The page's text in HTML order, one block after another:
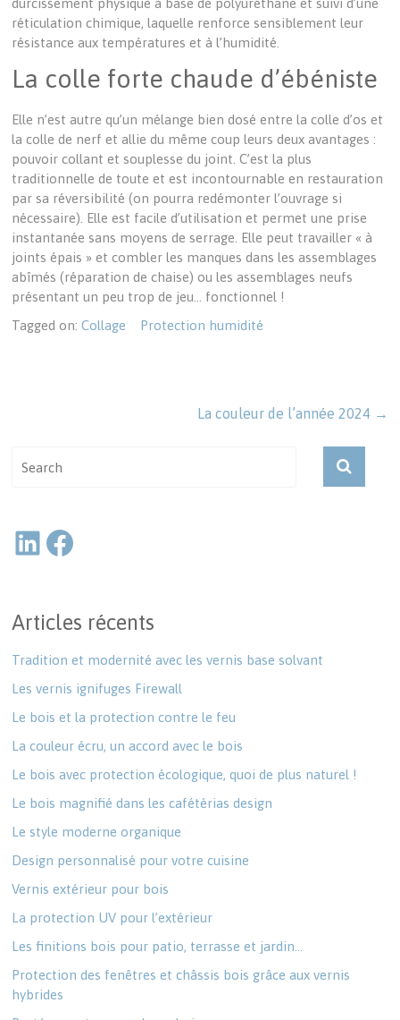
durcissement physique à base de polyuréthane et suivi d’une
réticulation chimique, laquelle renforce sensiblement leur
résistance aux températures et à l’humidité.
La colle forte chaude d’ébéniste
Elle n’est autre qu’un mélange bien dosé entre la colle d’os et
la colle de nerf et allie du même coup leurs deux avantages :
pouvoir collant et souplesse du joint. C’est la plus
traditionnelle de toute et est incontournable en restauration
par sa réversibilité (on pourra redémonter l’ouvrage si
nécessaire). Elle est facile d’utilisation et permet une prise
instantanée sans moyens de serrage. Elle peut travailler « à
joints épais » et combler les manques dans les assemblages
abîmés (réparation de chaise) ou les assemblages neufs
présentant un peu trop de jeu… fonctionnel !
Tagged on:Collage Protection humidité
La couleur de l’année 2024 →
Articles récents
Tradition et modernité avec les vernis base solvant
Les vernis ignifuges Firewall
Le bois et la protection contre le feu
La couleur écru, un accord avec le bois
Le bois avec protection écologique, quoi de plus naturel !
Le bois magnifié dans les cafétérias design
Le style moderne organique
Design personnalisé pour votre cuisine
Vernis extérieur pour bois
La protection UV pour l’extérieur
Les finitions bois pour patio, terrasse et jardin…
Protection des fenêtres et châssis bois grâce aux vernis
hybrides